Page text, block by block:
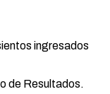
ingresados
de Resultados.